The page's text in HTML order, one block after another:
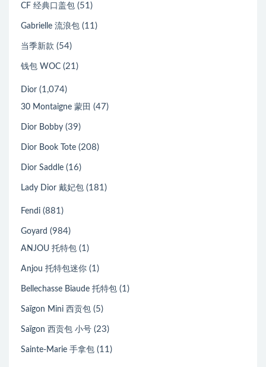
CF 经典口盖包 (51)
Gabrielle 流浪包 (11)
当季新款 (54)
钱包 WOC (21)
Dior (1,074)
30 Montaigne 蒙田 (47)
Dior Bobby (39)
Dior Book Tote (208)
Dior Saddle (16)
Lady Dior 戴妃包 (181)
Fendi (881)
Goyard (984)
ANJOU 托特包 (1)
Anjou 托特包迷你 (1)
Bellechasse Biaude 托特包 (1)
Saïgon Mini 西贡包 (5)
Saïgon 西贡包 小号 (23)
Sainte-Marie 手拿包 (11)